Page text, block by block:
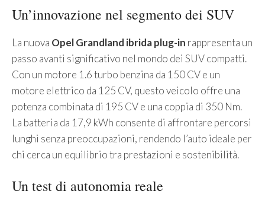
Un’innovazione nel segmento dei SUV
La nuova Opel Grandland ibrida plug-in rappresenta un
passo avanti significativo nel mondo dei SUV compatti.
Con un motore 1.6 turbo benzina da 150 CV e un
motore elettrico da 125 CV, questo veicolo offre una
potenza combinata di 195 CV e una coppia di 350 Nm.
La batteria da 17,9 kWh consente di affrontare percorsi
lunghi senza preoccupazioni, rendendo l’auto ideale per
chi cerca un equilibrio tra prestazioni e sostenibilità.
Un test di autonomia reale